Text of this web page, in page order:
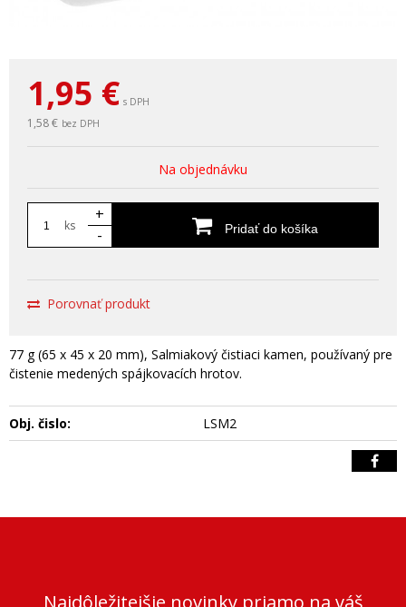
1,95 € s DPH
1,58 € bez DPH
Na objednávku
ks
+
-
Pridať do košíka
Porovnať produkt
77 g (65 x 45 x 20 mm), Salmiakový čistiaci kamen, používaný pre
čistenie medených spájkovacích hrotov.
Obj. čislo: LSM2
Najdôležitejšie novinky priamo na váš